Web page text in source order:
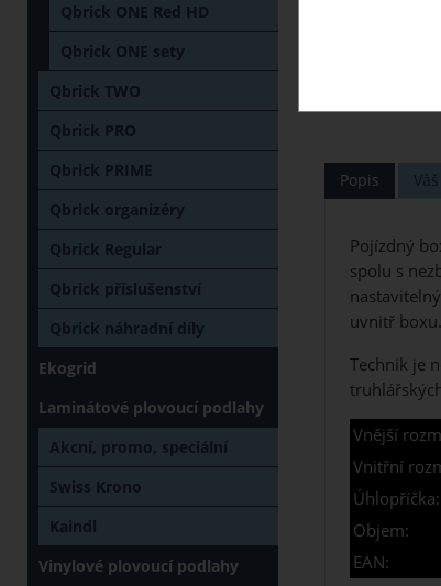
Popis
Pojízdný
spolu s
uvnitř boxu.
Technik je
Vnější
Vnitřní
Úhlopříčka:
Objem:
EAN:
Qbrick ONE Red HD
Qbrick ONE sety
Qbrick TWO
Qbrick PRO
Qbrick PRIME
Qbrick organizéry
Qbrick Regular
Qbrick příslušenství
Qbrick náhradní díly
Ekogrid
Laminátové plovoucí podlahy
Akcní, promo, speciální
Swiss Krono
Kaindl
Vinylové plovoucí podlahy